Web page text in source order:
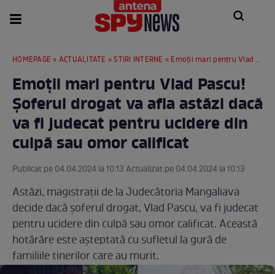
HOMEPAGE » ACTUALITATE »STIRI INTERNE » Emoții mari pentru Vlad Pascu! Șoferul drogat va afla astăzi dacă va fi judecat pentru ucidere din culpă sau omor calificat
Emoții mari pentru Vlad Pascu!
Șoferul drogat va afla astăzi dacă
va fi judecat pentru ucidere din
culpă sau omor calificat
Publicat pe 04.04.2024 la 10:13 Actualizat pe 04.04.2024 la 10:13
Astăzi, magistrații de la Judecătoria Mangaliava
decide dacă șoferul drogat, Vlad Pascu, va fi judecat
pentru ucidere din culpă sau omor calificat. Această
hotărâre este așteptată cu sufletul la gură de
familiile tinerilor care au murit.